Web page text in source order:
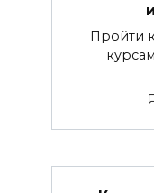
Пройти